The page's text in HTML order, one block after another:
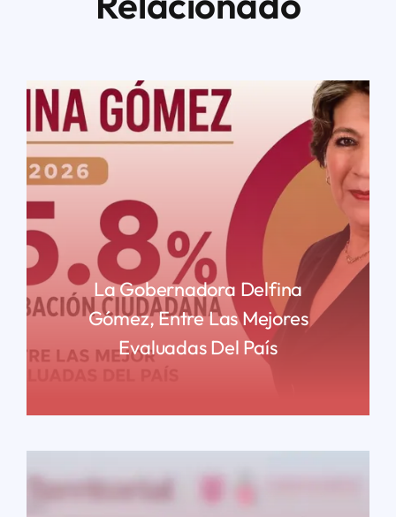
La Gobernadora Delfina
Gómez, Entre Las Mejores
Evaluadas Del País